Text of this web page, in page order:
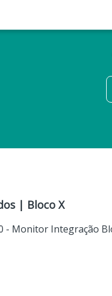
| Bloco X
- Monitor Integração